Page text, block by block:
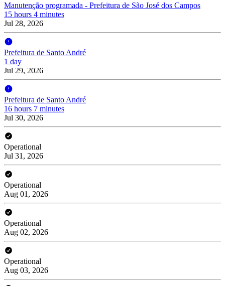
Manutenção programada - Prefeitura de São José dos Campos
15 hours 4 minutes
Jul 28, 2026
Prefeitura de Santo André
1 day
Jul 29, 2026
Prefeitura de Santo André
16 hours 7 minutes
Jul 30, 2026
Operational
Jul 31, 2026
Operational
Aug 01, 2026
Operational
Aug 02, 2026
Operational
Aug 03, 2026